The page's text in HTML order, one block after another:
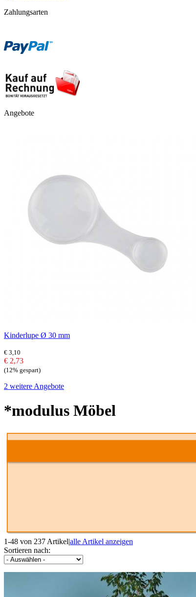
Zahlungsarten
Angebote
Kinderlupe Ø 30 mm
€ 3,10
€ 2,73
(12% gespart)
2 weitere Angebote
*modulus Möbel
1-48 von 237 Artikel|alle Artikel anzeigen
Sortieren nach: